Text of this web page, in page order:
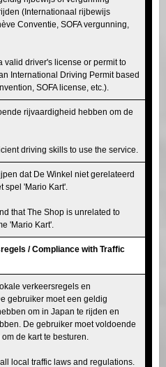
(Internationaal rijbewijs
Conventie, SOFA vergunning,
valid driver's license or permit to
International Driving Permit based
SOFA license, etc.).
rijvaardigheid hebben om de
driving skills to use the service.
dat De Winkel niet gerelateerd
spel 'Mario Kart'.
that The Shop is unrelated to
'Mario Kart'.
/ Compliance with Traffic
verkeersregels en
gebruiker moet een geldig
om in Japan te rijden en
De gebruiker moet voldoende
de kart te besturen.
local traffic laws and regulations.